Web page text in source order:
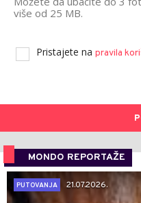
više od 25 MB.
Pristajete na pravila
MONDO REPORTAŽE
PUTOVANJA
21.07.2026.